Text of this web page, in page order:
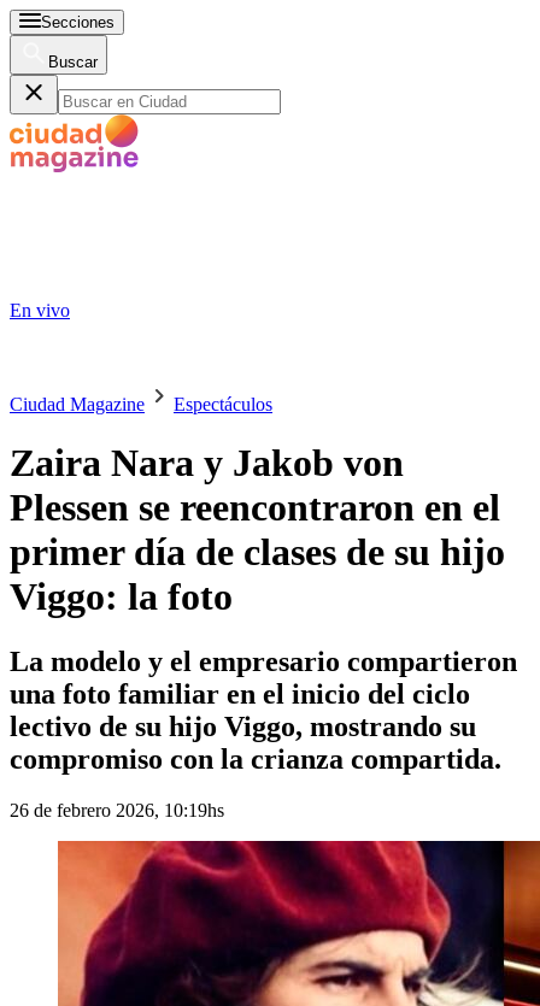
Secciones
Buscar
En vivo
Ciudad Magazine Espectáculos
Zaira Nara y Jakob von
Plessen se reencontraron en el
primer día de clases de su hijo
Viggo: la foto
La modelo y el empresario compartieron
una foto familiar en el inicio del ciclo
lectivo de su hijo Viggo, mostrando su
compromiso con la crianza compartida.
26 de febrero 2026, 10:19hs